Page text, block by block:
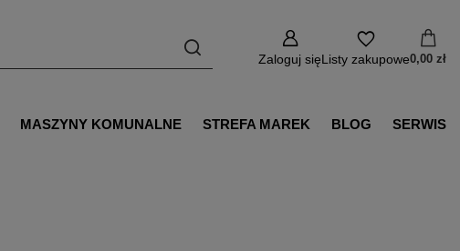
Zaloguj sięListy zakupowe0,00 zł
MASZYNY KOMUNALNE STREFA MAREK BLOG SERWIS